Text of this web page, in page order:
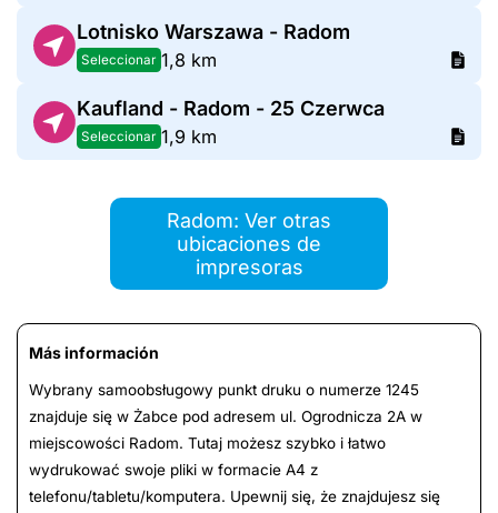
Lotnisko Warszawa - Radom
Seleccionar 1,8 km
Kaufland - Radom - 25 Czerwca
Seleccionar 1,9 km
Radom: Ver otras
ubicaciones de
impresoras
Más información
Wybrany samoobsługowy punkt druku o numerze 1245
znajduje się w Żabce pod adresem ul. Ogrodnicza 2A w
miejscowości Radom. Tutaj możesz szybko i łatwo
wydrukować swoje pliki w formacie A4 z
telefonu/tabletu/komputera. Upewnij się, że znajdujesz się